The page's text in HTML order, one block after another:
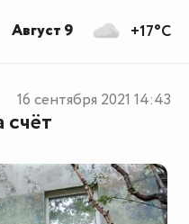
16 сентября 2021 14:43
+17°C
Август 9